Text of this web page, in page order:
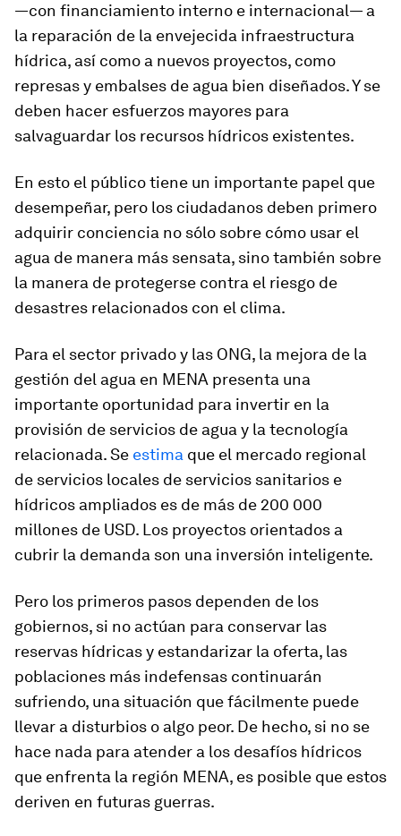
—con financiamiento interno e internacional— a
la reparación de la envejecida infraestructura
hídrica, así como a nuevos proyectos, como
represas y embalses de agua bien diseñados. Y se
deben hacer esfuerzos mayores para
salvaguardar los recursos hídricos existentes.
En esto el público tiene un importante papel que
desempeñar, pero los ciudadanos deben primero
adquirir conciencia no sólo sobre cómo usar el
agua de manera más sensata, sino también sobre
la manera de protegerse contra el riesgo de
desastres relacionados con el clima.
Para el sector privado y las ONG, la mejora de la
gestión del agua en MENA presenta una
importante oportunidad para invertir en la
provisión de servicios de agua y la tecnología
relacionada. Se estima que el mercado regional
de servicios locales de servicios sanitarios e
hídricos ampliados es de más de 200 000
millones de USD. Los proyectos orientados a
cubrir la demanda son una inversión inteligente.
Pero los primeros pasos dependen de los
gobiernos, si no actúan para conservar las
reservas hídricas y estandarizar la oferta, las
poblaciones más indefensas continuarán
sufriendo, una situación que fácilmente puede
llevar a disturbios o algo peor. De hecho, si no se
hace nada para atender a los desafíos hídricos
que enfrenta la región MENA, es posible que estos
deriven en futuras guerras.